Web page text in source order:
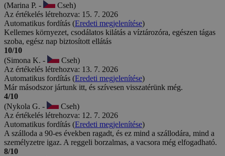
(Marina P. -
Cseh)
Az értékelés létrehozva: 15. 7. 2026
Automatikus fordítás (Eredeti megjelenítése)
Kellemes környezet, csodálatos kilátás a víztározóra, egészen tágas
szoba, egész nap biztosított ellátás
10/10
(Simona K. -
Cseh)
Az értékelés létrehozva: 13. 7. 2026
Automatikus fordítás (Eredeti megjelenítése)
Már másodszor jártunk itt, és szívesen visszatérünk még.
4/10
(Nykola G. -
Cseh)
Az értékelés létrehozva: 12. 7. 2026
Automatikus fordítás (Eredeti megjelenítése)
A szálloda a 90-es években ragadt, és ez mind a szállodára, mind a
személyzetre igaz. A reggeli borzalmas, a vacsora még elfogadható.
8/10